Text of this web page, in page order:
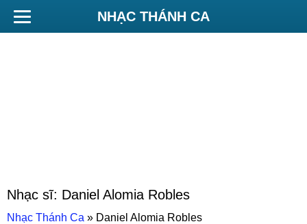
NHẠC THÁNH CA
Nhạc sĩ: Daniel Alomia Robles
Nhạc Thánh Ca » Daniel Alomia Robles